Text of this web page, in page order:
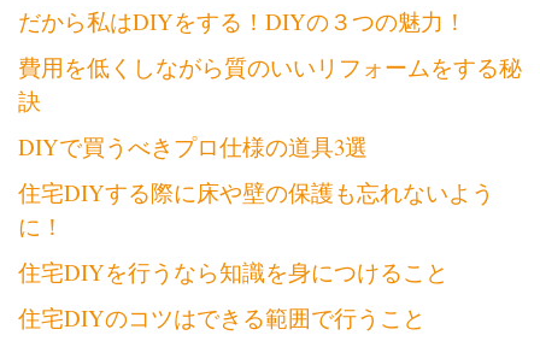
だから私はDIYをする！DIYの３つの魅力！
費用を低くしながら質のいいリフォームをする秘
訣
DIYで買うべきプロ仕様の道具3選
住宅DIYする際に床や壁の保護も忘れないよう
に！
住宅DIYを行うなら知識を身につけること
住宅DIYのコツはできる範囲で行うこと